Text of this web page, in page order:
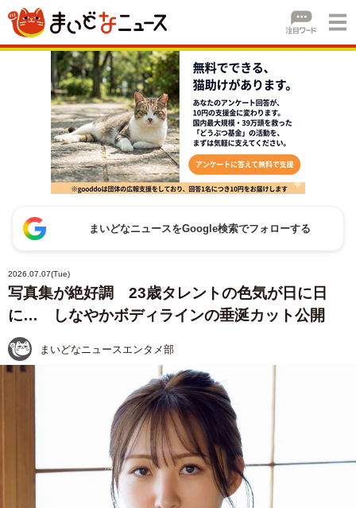
まいどなニュースをGoogle検索でフォローする
2026.07.07(Tue)
写真集が絶好調 23歳タレントの色気が日に日
に… しなやかボディラインの垂涎カット公開
まいどなニュースエンタメ部